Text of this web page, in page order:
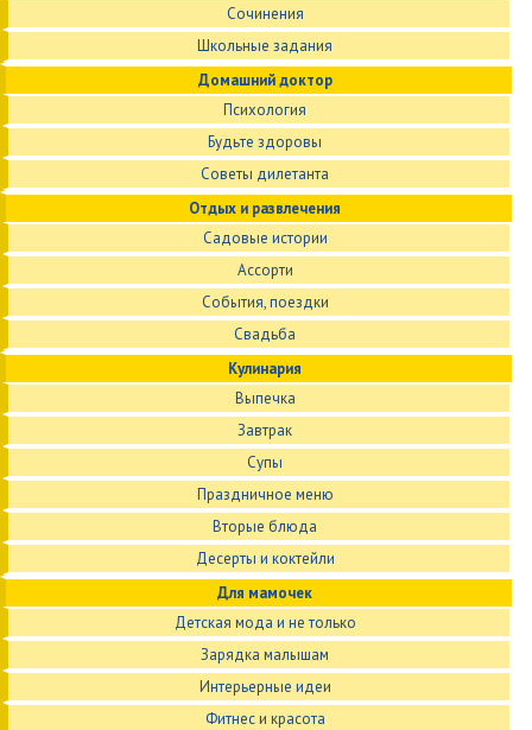
Сочинения
Школьные задания
Домашний доктор
Психология
Будьте здоровы
Советы дилетанта
Отдых и развлечения
Садовые истории
Ассорти
События, поездки
Свадьба
Кулинария
Выпечка
Завтрак
Супы
Праздничное меню
Вторые блюда
Десерты и коктейли
Для мамочек
Детская мода и не только
Зарядка малышам
Интерьерные идеи
Фитнес и красота